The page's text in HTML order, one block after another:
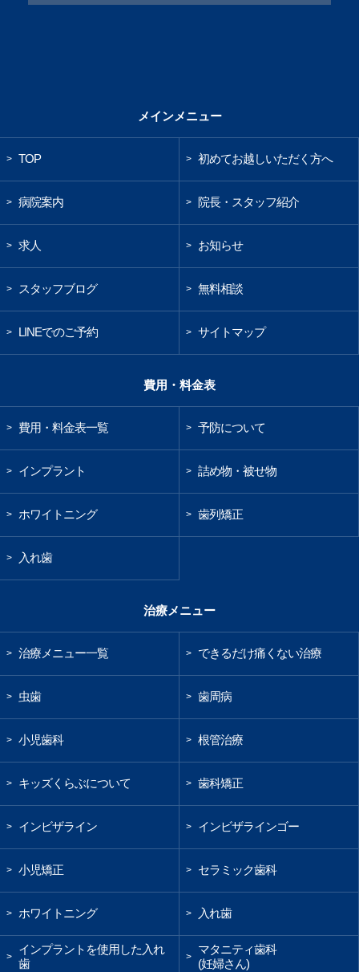
メインメニュー
> TOP > 初めてお越しいただく方へ
> 病院案内 > 院長・スタッフ紹介
> 求人 > お知らせ
> スタッフブログ > 無料相談
> LINEでのご予約 > サイトマップ
費用・料金表
> 費用・料金表一覧 > 予防について
> インプラント > 詰め物・被せ物
> ホワイトニング > 歯列矯正
> 入れ歯
治療メニュー
> 治療メニュー一覧 > できるだけ痛くない治療
> 虫歯 > 歯周病
> 小児歯科 > 根管治療
> キッズくらぶについて > 歯科矯正
> インビザライン > インビザラインゴー
> 小児矯正 > セラミック歯科
> ホワイトニング > 入れ歯
>
インプラントを使用した入れ
歯
>
マタニティ歯科
(妊婦さん)